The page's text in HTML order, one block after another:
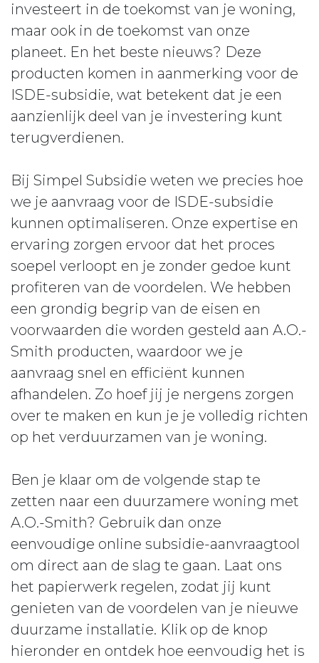
investeert in de toekomst van je woning,
maar ook in de toekomst van onze
planeet. En het beste nieuws? Deze
producten komen in aanmerking voor de
ISDE-subsidie, wat betekent dat je een
aanzienlijk deel van je investering kunt
terugverdienen.
Bij Simpel Subsidie weten we precies hoe
we je aanvraag voor de ISDE-subsidie
kunnen optimaliseren. Onze expertise en
ervaring zorgen ervoor dat het proces
soepel verloopt en je zonder gedoe kunt
profiteren van de voordelen. We hebben
een grondig begrip van de eisen en
voorwaarden die worden gesteld aan A.O.-
Smith producten, waardoor we je
aanvraag snel en efficiënt kunnen
afhandelen. Zo hoef jij je nergens zorgen
over te maken en kun je je volledig richten
op het verduurzamen van je woning.
Ben je klaar om de volgende stap te
zetten naar een duurzamere woning met
A.O.-Smith? Gebruik dan onze
eenvoudige online subsidie-aanvraagtool
om direct aan de slag te gaan. Laat ons
het papierwerk regelen, zodat jij kunt
genieten van de voordelen van je nieuwe
duurzame installatie. Klik op de knop
hieronder en ontdek hoe eenvoudig het is